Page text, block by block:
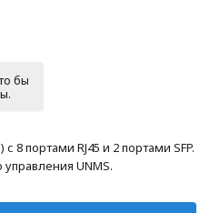
бы
8 портами RJ45 и 2 портами SFP.
UNMS.